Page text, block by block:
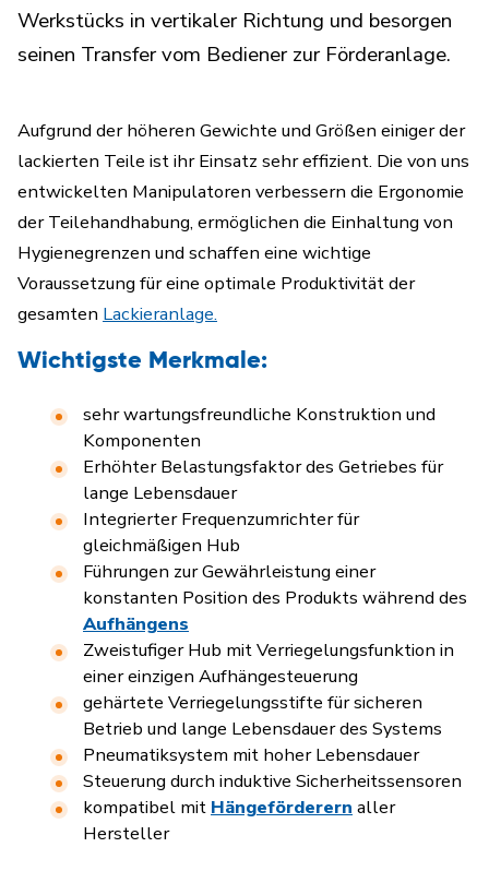
Werkstücks in vertikaler Richtung und besorgen
seinen Transfer vom Bediener zur Förderanlage.
Aufgrund der höheren Gewichte und Größen einiger der
lackierten Teile ist ihr Einsatz sehr effizient. Die von uns
entwickelten Manipulatoren verbessern die Ergonomie
der Teilehandhabung, ermöglichen die Einhaltung von
Hygienegrenzen und schaffen eine wichtige
Voraussetzung für eine optimale Produktivität der
gesamten Lackieranlage.
Wichtigste Merkmale:
sehr wartungsfreundliche Konstruktion und
Komponenten
Erhöhter Belastungsfaktor des Getriebes für
lange Lebensdauer
Integrierter Frequenzumrichter für
gleichmäßigen Hub
Führungen zur Gewährleistung einer
konstanten Position des Produkts während des
Aufhängens
Zweistufiger Hub mit Verriegelungsfunktion in
einer einzigen Aufhängesteuerung
gehärtete Verriegelungsstifte für sicheren
Betrieb und lange Lebensdauer des Systems
Pneumatiksystem mit hoher Lebensdauer
Steuerung durch induktive Sicherheitssensoren
kompatibel mit Hängeförderern aller
Hersteller